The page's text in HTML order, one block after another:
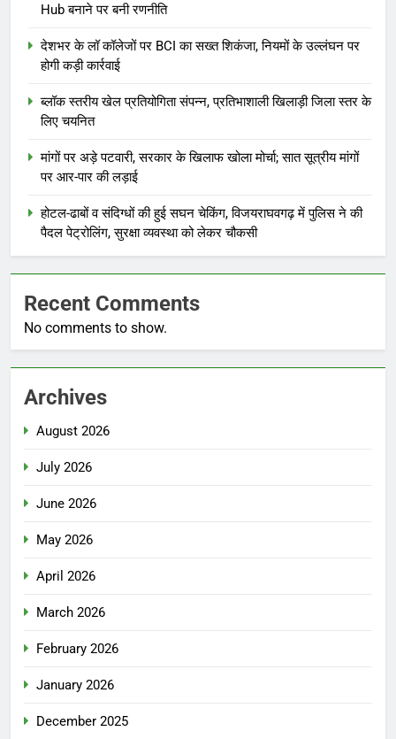
Hub बनाने पर बनी रणनीति
देशभर के लॉ कॉलेजों पर BCI का सख्त शिकंजा, नियमों के उल्लंघन पर
होगी कड़ी कार्रवाई
ब्लॉक स्तरीय खेल प्रतियोगिता संपन्न, प्रतिभाशाली खिलाड़ी जिला स्तर के
लिए चयनित
मांगों पर अड़े पटवारी, सरकार के खिलाफ खोला मोर्चा; सात सूत्रीय मांगों
पर आर-पार की लड़ाई
होटल-ढाबों व संदिग्धों की हुई सघन चेकिंग, विजयराघवगढ़ में पुलिस ने की
पैदल पेट्रोलिंग, सुरक्षा व्यवस्था को लेकर चौकसी
Recent Comments
No comments to show.
Archives
August 2026
July 2026
June 2026
May 2026
April 2026
March 2026
February 2026
January 2026
December 2025